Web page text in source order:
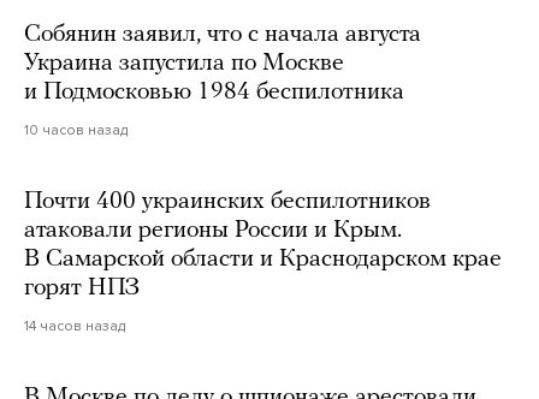
Собянин заявил, что с начала августа
Украина запустила по Москве
и Подмосковью 1984 беспилотника
10 часов назад
Почти 400 украинских беспилотников
атаковали регионы России и Крым.
В Самарской области и Краснодарском крае
горят НПЗ
14 часов назад